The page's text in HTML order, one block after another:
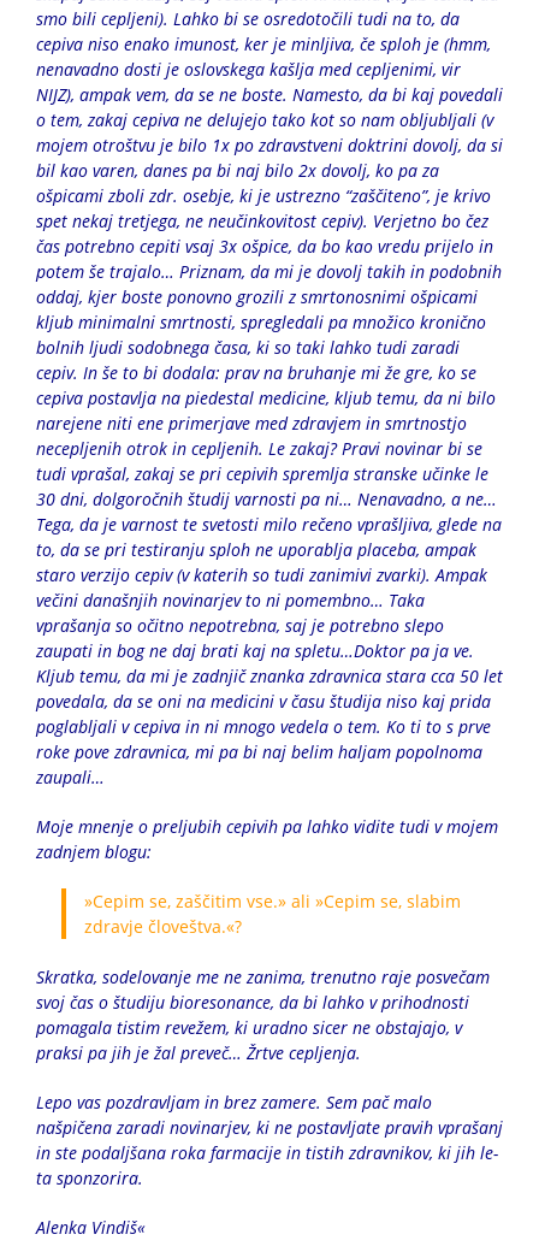
smo bili cepljeni). Lahko bi se osredotočili tudi na to, da
cepiva niso enako imunost, ker je minljiva, če sploh je (hmm,
nenavadno dosti je oslovskega kašlja med cepljenimi, vir
NIJZ), ampak vem, da se ne boste. Namesto, da bi kaj povedali
o tem, zakaj cepiva ne delujejo tako kot so nam obljubljali (v
mojem otroštvu je bilo 1x po zdravstveni doktrini dovolj, da si
bil kao varen, danes pa bi naj bilo 2x dovolj, ko pa za
ošpicami zboli zdr. osebje, ki je ustrezno “zaščiteno”, je krivo
spet nekaj tretjega, ne neučinkovitost cepiv). Verjetno bo čez
čas potrebno cepiti vsaj 3x ošpice, da bo kao vredu prijelo in
potem še trajalo… Priznam, da mi je dovolj takih in podobnih
oddaj, kjer boste ponovno grozili z smrtonosnimi ošpicami
kljub minimalni smrtnosti, spregledali pa množico kronično
bolnih ljudi sodobnega časa, ki so taki lahko tudi zaradi
cepiv. In še to bi dodala: prav na bruhanje mi že gre, ko se
cepiva postavlja na piedestal medicine, kljub temu, da ni bilo
narejene niti ene primerjave med zdravjem in smrtnostjo
necepljenih otrok in cepljenih. Le zakaj? Pravi novinar bi se
tudi vprašal, zakaj se pri cepivih spremlja stranske učinke le
30 dni, dolgoročnih študij varnosti pa ni… Nenavadno, a ne…
Tega, da je varnost te svetosti milo rečeno vprašljiva, glede na
to, da se pri testiranju sploh ne uporablja placeba, ampak
staro verzijo cepiv (v katerih so tudi zanimivi zvarki). Ampak
večini današnjih novinarjev to ni pomembno… Taka
vprašanja so očitno nepotrebna, saj je potrebno slepo
zaupati in bog ne daj brati kaj na spletu…Doktor pa ja ve.
Kljub temu, da mi je zadnjič znanka zdravnica stara cca 50 let
povedala, da se oni na medicini v času študija niso kaj prida
poglabljali v cepiva in ni mnogo vedela o tem. Ko ti to s prve
roke pove zdravnica, mi pa bi naj belim haljam popolnoma
zaupali…
Moje mnenje o preljubih cepivih pa lahko vidite tudi v mojem
zadnjem blogu:
»Cepim se, zaščitim vse.» ali »Cepim se, slabim
zdravje človeštva.«?
Skratka, sodelovanje me ne zanima, trenutno raje posvečam
svoj čas o študiju bioresonance, da bi lahko v prihodnosti
pomagala tistim revežem, ki uradno sicer ne obstajajo, v
praksi pa jih je žal preveč… Žrtve cepljenja.
Lepo vas pozdravljam in brez zamere. Sem pač malo
našpičena zaradi novinarjev, ki ne postavljate pravih vprašanj
in ste podaljšana roka farmacije in tistih zdravnikov, ki jih le-
ta sponzorira.
Alenka Vindiš«